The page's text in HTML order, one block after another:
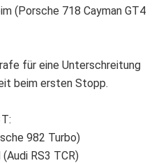
(Porsche 718 Cayman GT4
für eine Unterschreitung
beim ersten Stopp.
982 Turbo)
RS3 TCR)